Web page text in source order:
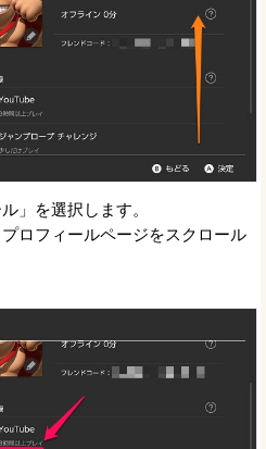
」を選択します。
ロフィールページをスクロール